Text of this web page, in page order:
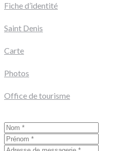
Fiche d’identité
Saint Denis
Carte
Photos
Office de tourisme